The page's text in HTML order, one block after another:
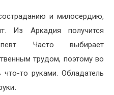
и милосердию,
Из Аркадия получится
Часто выбирает
трудом, поэтому во
то руками. Обладатель
.